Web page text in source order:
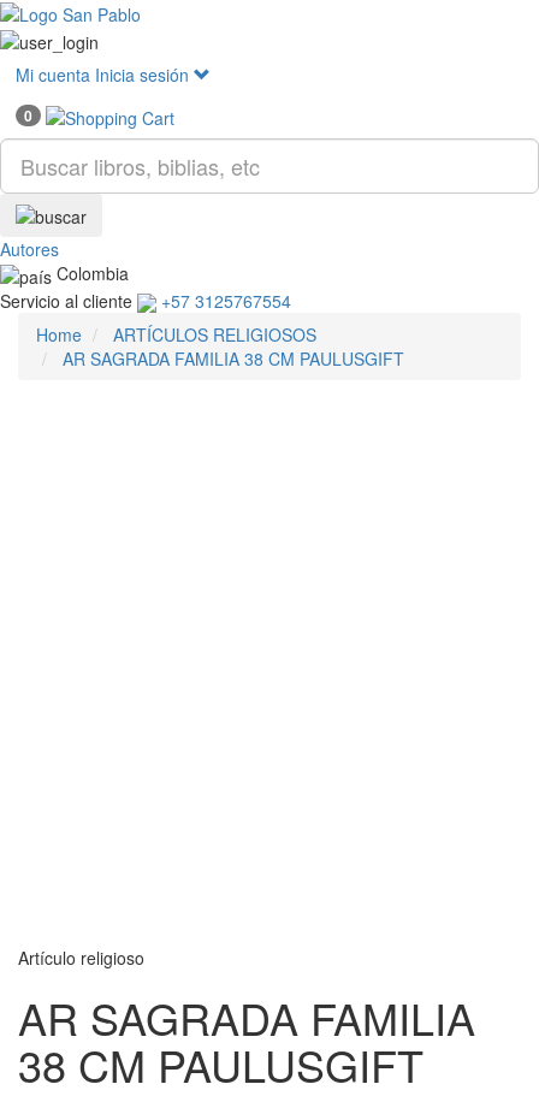
Mi cuenta Inicia sesión
0
Autores
Colombia
Servicio al cliente
+57 3125767554
Home
ARTÍCULOS RELIGIOSOS
AR SAGRADA FAMILIA 38 CM PAULUSGIFT
Artículo religioso
AR SAGRADA FAMILIA
38 CM PAULUSGIFT